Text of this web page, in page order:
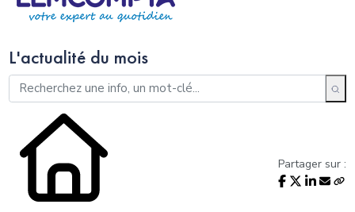
L'actualité du mois
Partager sur :